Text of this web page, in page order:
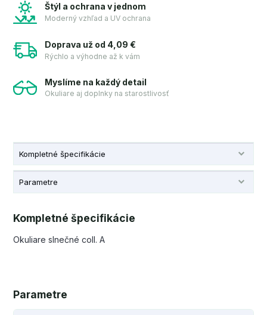
Štýl a ochrana v jednom
Moderný vzhľad a UV ochrana
Doprava už od 4,09 €
Rýchlo a výhodne až k vám
Myslíme na každý detail
Okuliare aj doplnky na starostlivosť
Kompletné špecifikácie
Parametre
Kompletné špecifikácie
Okuliare slnečné coll. A
Parametre